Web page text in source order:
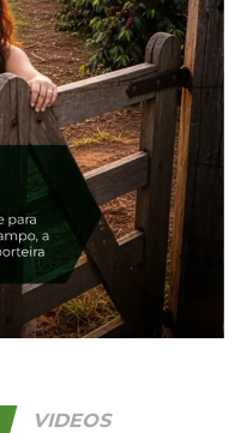
AGRO
PECUÁRIA SOJA
392,9 mil
no Paraná
VIDEOS